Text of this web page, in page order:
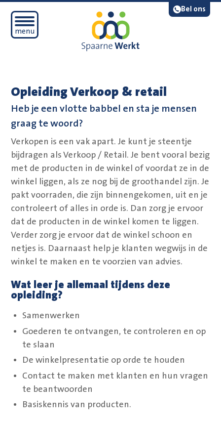
Bel ons
Open mobiel menu
menu
Lees voor
Opleiding Verkoop & retail
Heb je een vlotte babbel en sta je mensen
graag te woord?
Verkopen is een vak apart. Je kunt je steentje
bijdragen als Verkoop / Retail. Je bent vooral bezig
met de producten in de winkel of voordat ze in de
winkel liggen, als ze nog bij de groothandel zijn. Je
pakt voorraden, die zijn binnengekomen, uit en je
controleert of alles in orde is. Dan zorg je ervoor
dat de producten in de winkel komen te liggen.
Verder zorg je ervoor dat de winkel schoon en
netjes is. Daarnaast help je klanten wegwijs in de
winkel te maken en te voorzien van advies.
Wat leer je allemaal tijdens deze
opleiding?
Samenwerken
Goederen te ontvangen, te controleren en op
te slaan
De winkelpresentatie op orde te houden
Contact te maken met klanten en hun vragen
te beantwoorden
Basiskennis van producten.